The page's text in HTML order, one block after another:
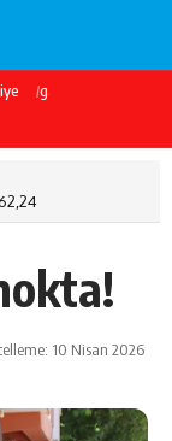
galatasaray
10 Nisan 2026